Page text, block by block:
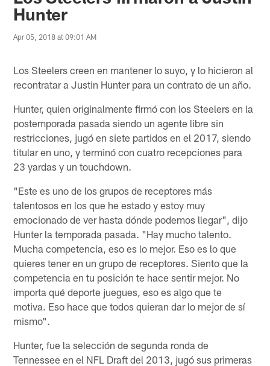
Hunter
Apr 05, 2018 at 09:01 AM
Los Steelers creen en mantener lo suyo, y lo hicieron al
recontratar a Justin Hunter para un contrato de un año.
Hunter, quien originalmente firmó con los Steelers en la
postemporada pasada siendo un agente libre sin
restricciones, jugó en siete partidos en el 2017, siendo
titular en uno, y terminó con cuatro recepciones para
23 yardas y un touchdown.
"Este es uno de los grupos de receptores más
talentosos en los que he estado y estoy muy
emocionado de ver hasta dónde podemos llegar", dijo
Hunter la temporada pasada. "Hay mucho talento.
Mucha competencia, eso es lo mejor. Eso es lo que
quieres tener en un grupo de receptores. Siento que la
competencia en tu posición te hace sentir mejor. No
importa qué deporte juegues, eso es algo que te
motiva. Eso hace que todos quieran dar lo mejor de sí
mismo".
Hunter, fue la selección de segunda ronda de
Tennessee en el NFL Draft del 2013, jugó sus primeras